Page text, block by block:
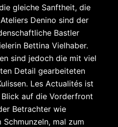
gleiche Sanftheit, die
Denino sind der
Bastler
Bettina Vielhaber.
sind jedoch die mit viel
Detail gearbeiteten
Les Actualités ist
auf die Vorderfront
Betrachter wie
Schmunzeln, mal zum